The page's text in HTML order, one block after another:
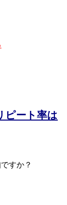
ピート率は
すか？